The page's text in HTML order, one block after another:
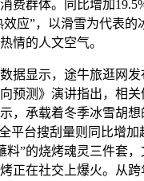
费群体。同比增加
效应”，以滑雪为代表的
情的人文空气。
显示，途牛旅逛网发
预测》演讲指出，相
，承载着冬季冰雪胡
平台搜刮量则同比增加
料”的烧烤魂灵三件套
正在社交上爆火。从